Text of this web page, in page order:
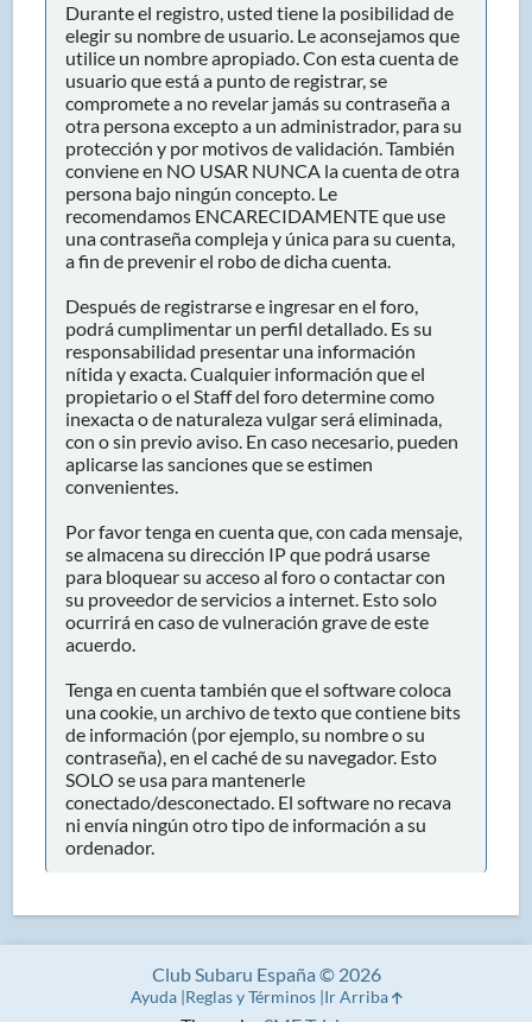
Durante el registro, usted tiene la posibilidad de
elegir su nombre de usuario. Le aconsejamos que
utilice un nombre apropiado. Con esta cuenta de
usuario que está a punto de registrar, se
compromete a no revelar jamás su contraseña a
otra persona excepto a un administrador, para su
protección y por motivos de validación. También
conviene en NO USAR NUNCA la cuenta de otra
persona bajo ningún concepto. Le
recomendamos ENCARECIDAMENTE que use
una contraseña compleja y única para su cuenta,
a fin de prevenir el robo de dicha cuenta.
Después de registrarse e ingresar en el foro,
podrá cumplimentar un perfil detallado. Es su
responsabilidad presentar una información
nítida y exacta. Cualquier información que el
propietario o el Staff del foro determine como
inexacta o de naturaleza vulgar será eliminada,
con o sin previo aviso. En caso necesario, pueden
aplicarse las sanciones que se estimen
convenientes.
Por favor tenga en cuenta que, con cada mensaje,
se almacena su dirección IP que podrá usarse
para bloquear su acceso al foro o contactar con
su proveedor de servicios a internet. Esto solo
ocurrirá en caso de vulneración grave de este
acuerdo.
Tenga en cuenta también que el software coloca
una cookie, un archivo de texto que contiene bits
de información (por ejemplo, su nombre o su
contraseña), en el caché de su navegador. Esto
SOLO se usa para mantenerle
conectado/desconectado. El software no recava
ni envía ningún otro tipo de información a su
ordenador.
Club Subaru España © 2026
Ayuda Reglas y Términos Ir Arriba